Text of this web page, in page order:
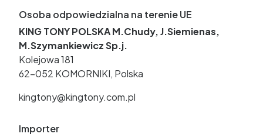
Osoba odpowiedzialna na terenie UE
KING TONY POLSKA M.Chudy, J.Siemienas,
M.Szymankiewicz Sp.j.
Kolejowa 181
62-052 KOMORNIKI, Polska
kingtony@kingtony.com.pl
Importer